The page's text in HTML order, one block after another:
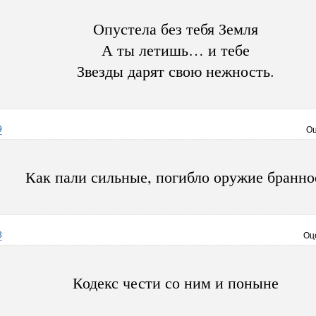
Опустела без тебя Земля
А ты летишь… и тебе
Звезды дарят свою нежность.
Как пали сильные, погибло оружие
Кодекс чести со ним и поныне